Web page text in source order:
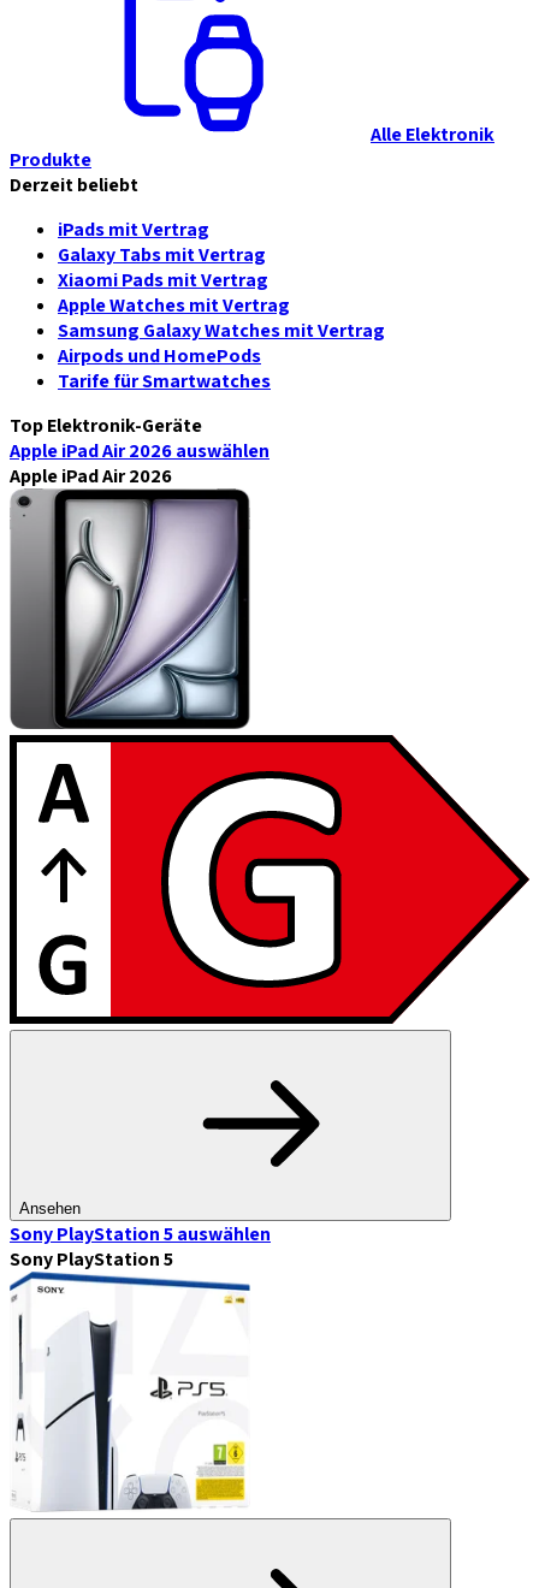
Alle Elektronik
Produkte
Derzeit beliebt
iPads mit Vertrag
Galaxy Tabs mit Vertrag
Xiaomi Pads mit Vertrag
Apple Watches mit Vertrag
Samsung Galaxy Watches mit Vertrag
Airpods und HomePods
Tarife für Smartwatches
Top Elektronik-Geräte
Apple iPad Air 2026auswählen
Apple iPad Air 2026
Ansehen
Sony PlayStation 5auswählen
Sony PlayStation 5